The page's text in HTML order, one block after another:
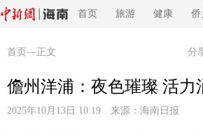
首页 旅游 健康 侨
首页 —正文 分
儋州洋浦：夜色璀璨 活力
2025年10月13日 10:19 来源： 海南日报